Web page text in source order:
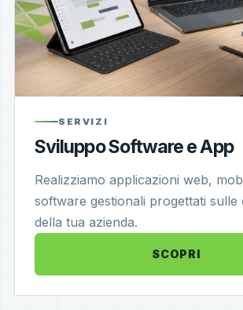
SERVIZI
Sviluppo Software e App
Realizziamo applicazioni web,
software gestionali progettati sulle
della tua azienda.
SCOPRI